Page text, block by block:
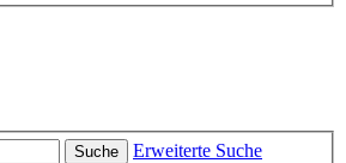
Suche
Erweiterte Suche